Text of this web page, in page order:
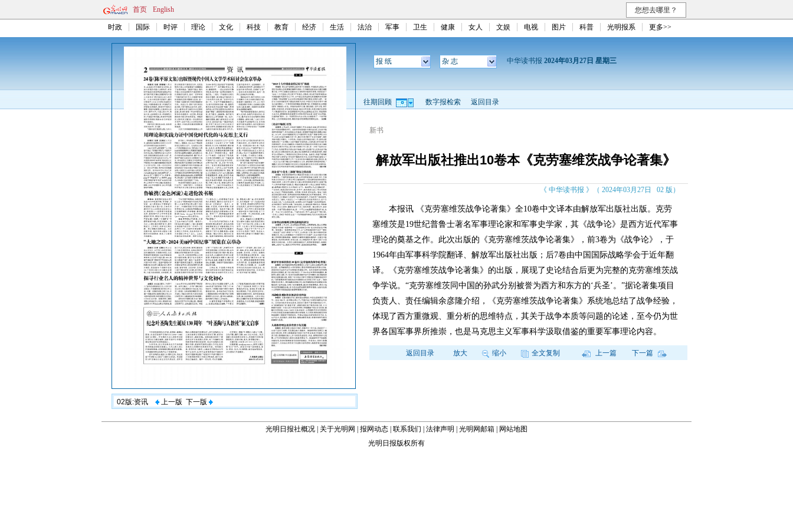
首页 English 您想去哪里？
时政 国际 时评 理论 文化 科技 教育 经济 生活 法治 军事 卫生 健康 女人 文娱 电视 图片 科普 光明报系 更多>>
02版:资讯 上一版 下一版
报 纸 杂 志 中华读书报 2024年03月27日 星期三
往期回顾 数字报检索 返回目录
新书
解放军出版社推出10卷本《克劳塞维茨战争论著集》
《 中华读书报 》（ 2024年03月27日 02 版）
本报讯 《克劳塞维茨战争论著集》全10卷中文译本由解放军出版社出版。克劳
塞维茨是19世纪普鲁士著名军事理论家和军事史学家，其《战争论》是西方近代军事
理论的奠基之作。此次出版的《克劳塞维茨战争论著集》，前3卷为《战争论》，于
1964年由军事科学院翻译、解放军出版社出版；后7卷由中国国际战略学会于近年翻
译。《克劳塞维茨战争论著集》的出版，展现了史论结合后更为完整的克劳塞维茨战
争学说。“克劳塞维茨同中国的孙武分别被誉为西方和东方的‘兵圣’。”据论著集项目
负责人、责任编辑余彦隆介绍，《克劳塞维茨战争论著集》系统地总结了战争经验，
体现了西方重微观、重分析的思维特点，其关于战争本质等问题的论述，至今仍为世
界各国军事界所推崇，也是马克思主义军事科学汲取借鉴的重要军事理论内容。
返回目录 放大 缩小 全文复制 上一篇 下一篇
光明日报社概况 关于光明网 报网动态 联系我们 法律声明 光明网邮箱
网站地图
光明日报版权所有